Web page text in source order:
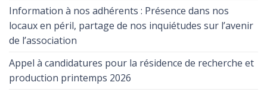
Information à nos adhérents : Présence dans nos
locaux en péril, partage de nos inquiétudes sur l’avenir
de l’association
Appel à candidatures pour la résidence de recherche et
production printemps 2026